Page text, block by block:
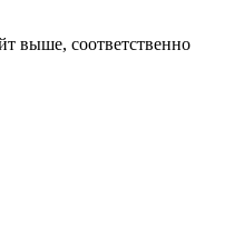
выше, соответственно